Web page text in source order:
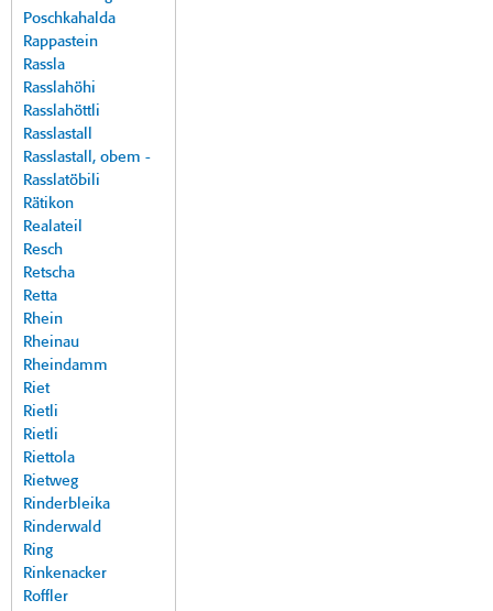
Poschkahalda
Rappastein
Rassla
Rasslahöhi
Rasslahöttli
Rasslastall
Rasslastall, obem -
Rasslatöbili
Rätikon
Realateil
Resch
Retscha
Retta
Rhein
Rheinau
Rheindamm
Riet
Rietli
Rietli
Riettola
Rietweg
Rinderbleika
Rinderwald
Ring
Rinkenacker
Roffler